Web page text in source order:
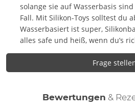
solange sie auf Wasserbasis
Fall. Mit Silikon-Toys solltest du
Wasserbasiert ist super,
alles safe und heiß, wenn du’s
Frage
Bewertungen &